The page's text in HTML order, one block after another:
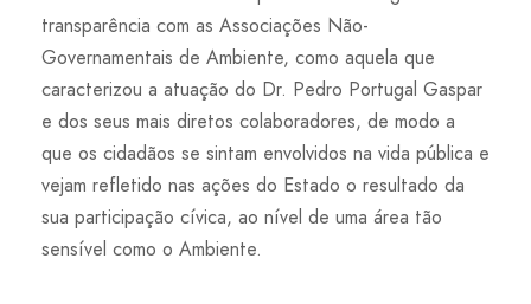
transparência com as Associações Não-
Governamentais de Ambiente, como aquela que
caracterizou a atuação do Dr. Pedro Portugal Gaspar
e dos seus mais diretos colaboradores, de modo a
que os cidadãos se sintam envolvidos na vida pública e
vejam refletido nas ações do Estado o resultado da
sua participação cívica, ao nível de uma área tão
sensível como o Ambiente.